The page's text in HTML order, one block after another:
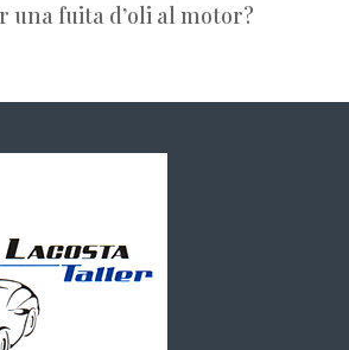
una fuita d’oli al motor?